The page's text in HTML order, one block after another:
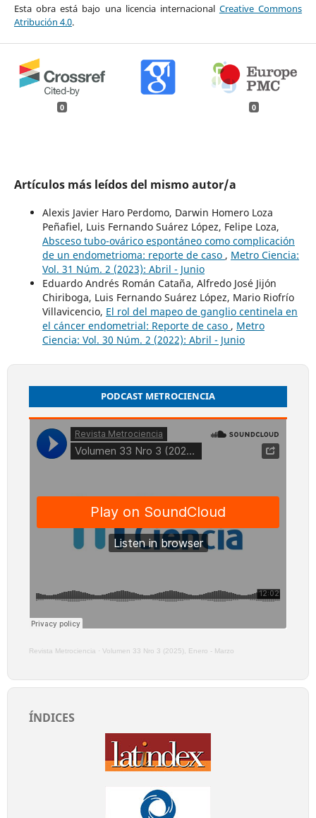
Esta obra está bajo una licencia internacional Creative Commons
Atribución 4.0.
0 0
Artículos más leídos del mismo autor/a
Alexis Javier Haro Perdomo, Darwin Homero Loza
Peñafiel, Luis Fernando Suárez López, Felipe Loza,
Absceso tubo-ovárico espontáneo como complicación
de un endometrioma: reporte de caso , Metro Ciencia:
Vol. 31 Núm. 2 (2023): Abril - Junio
Eduardo Andrés Román Cataña, Alfredo José Jijón
Chiriboga, Luis Fernando Suárez López, Mario Riofrío
Villavicencio, El rol del mapeo de ganglio centinela en
el cáncer endometrial: Reporte de caso , Metro
Ciencia: Vol. 30 Núm. 2 (2022): Abril - Junio
PODCAST METROCIENCIA
Revista Metrociencia · Volumen 33 Nro 3 (2025), Enero - Marzo
ÍNDICES